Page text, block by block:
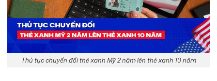
Thủ tục chuyển đổi thẻ xanh Mỹ 2 năm lên thẻ xanh 10 năm